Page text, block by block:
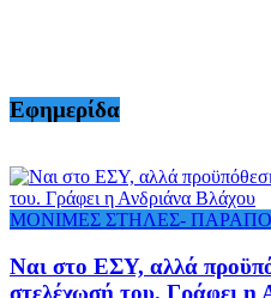
Εφημερίδα
ΜΟΝΙΜΕΣ ΣΤΗΛΕΣ-
Ναι στο ΕΣΥ, αλλά
στελέχωσή του. Γράφει η